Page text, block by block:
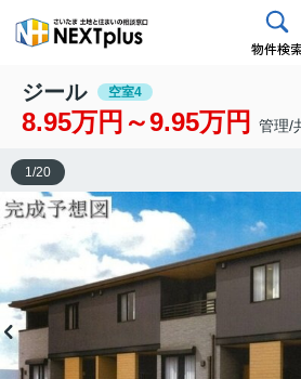
物件検索
ジール 空室4
8.95万円～9.95万円 管理/
1 /20